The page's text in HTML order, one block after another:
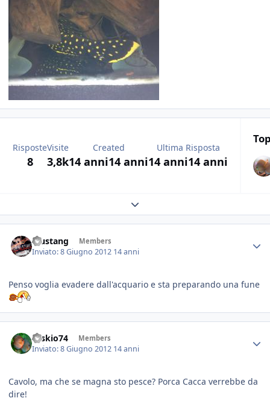
Risposte
8
Visite
3,8k
Created
14 anni14 anni
Ultima Risposta
14 anni14 anni
Expand topic overview
Mustang Members
Inviato:8 Giugno 2012 14 anni
Penso voglia evadere dall'acquario e sta preparando una fune
Teskio74 Members
Inviato:8 Giugno 2012 14 anni
Cavolo, ma che se magna sto pesce? Porca Cacca verrebbe da
dire!